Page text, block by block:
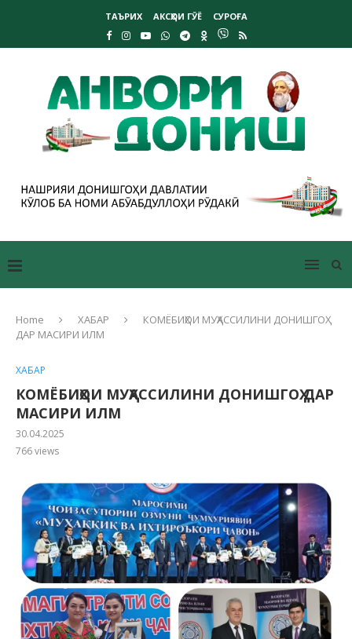
ТАЪРИХ АКСҲОИ ГӮЁ СУРОҒА
Home ХАБАР
КОМЁБИҲОИ МУҲАССИЛИНИ ДОНИШГОҲ
ДАР МАСИРИ ИЛМ
ХАБАР
КОМЁБИҲОИ МУҲАССИЛИНИ ДОНИШГОҲ ДАР
МАСИРИ ИЛМ
30.04.2025
766views